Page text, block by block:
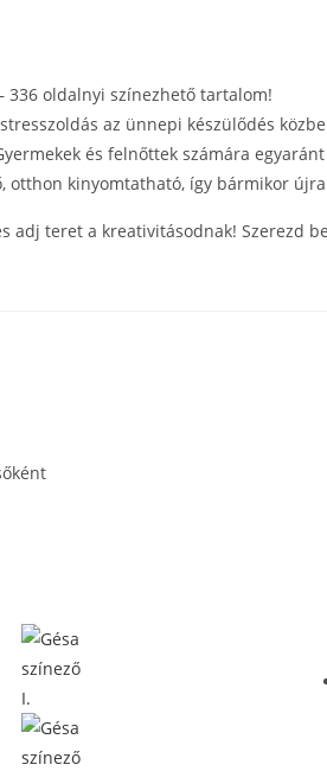
336 oldalnyi színezhető tartalom!
az ünnepi készülődés
és felnőttek számára
otthon kinyomtatható, így bármikor
adj teret a kreativitásodnak! Szerezd